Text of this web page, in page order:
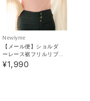
もちろんですが、秋
せても可愛いです♪
【お買い物をよりお
Newlyme
【メール便】ショルダ
ーレース裾フリルリブ
キャミソール
¥1,990